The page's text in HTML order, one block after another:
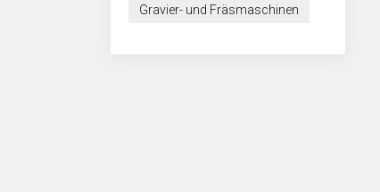
Gravier- und Fräsmaschinen